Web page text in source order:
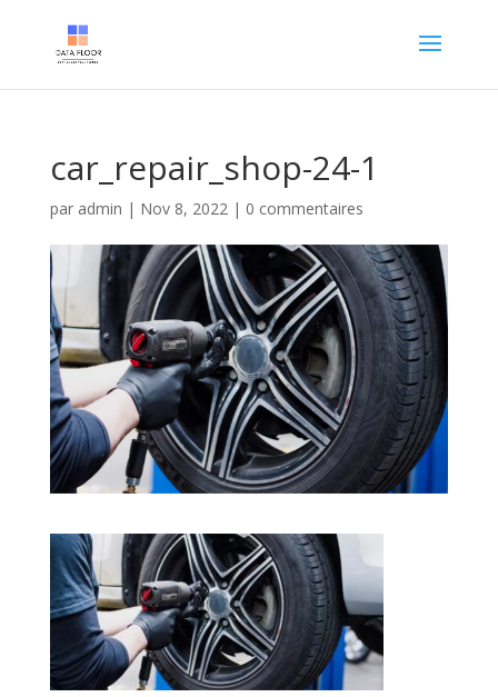
car_repair_shop-24-1
par admin | Nov 8, 2022| 0 commentaires